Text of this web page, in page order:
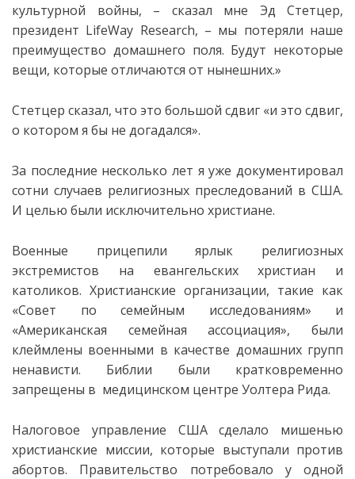
культурной войны, – сказал мне Эд Стетцер,
президент LifeWay Research, – мы потеряли наше
преимущество домашнего поля. Будут некоторые
вещи, которые отличаются от нынешних.»
Стетцер сказал, что это большой сдвиг «и это сдвиг,
о котором я бы не догадался».
За последние несколько лет я уже документировал
сотни случаев религиозных преследований в США.
И целью были исключительно христиане.
Военные прицепили ярлык религиозных
экстремистов на евангельских христиан и
католиков. Христианские организации, такие как
«Совет по семейным исследованиям» и
«Американская семейная ассоциация», были
клеймлены военными в качестве домашних групп
ненависти. Библии были кратковременно
запрещены в медицинском центре Уолтера Рида.
Налоговое управление США сделало мишенью
христианские миссии, которые выступали против
абортов. Правительство потребовало у одной